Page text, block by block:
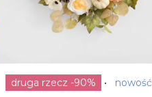
druga rzecz -90% nowość